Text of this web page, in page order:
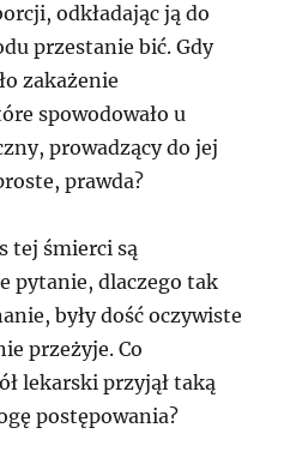
odkładając ją do
przestanie bić. Gdy
zakażenie
spowodowało u
prowadzący do jej
prawda?
tej śmierci są
pytanie, dlaczego tak
były dość oczywiste
przeżyje. Co
lekarski przyjął taką
postępowania?